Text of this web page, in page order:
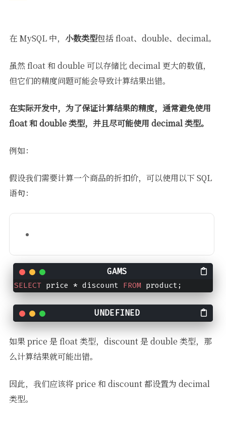
在 MySQL 中， 小数类型包括 float、double、decimal。
虽然 float 和 double 可以存储比 decimal 更大的数值，
但它们的精度问题可能会导致计算结果出错。
在实际开发中，为了保证计算结果的精度，通常避免使用
float 和 double 类型，并且尽可能使用 decimal 类型。
例如：
假设我们需要计算一个商品的折扣价，可以使用以下 SQL
语句：
SELECT price * discount FROM product;
如果 price 是 float 类型，discount 是 double 类型，那
么计算结果就可能出错。
因此，我们应该将 price 和 discount 都设置为 decimal
类型。